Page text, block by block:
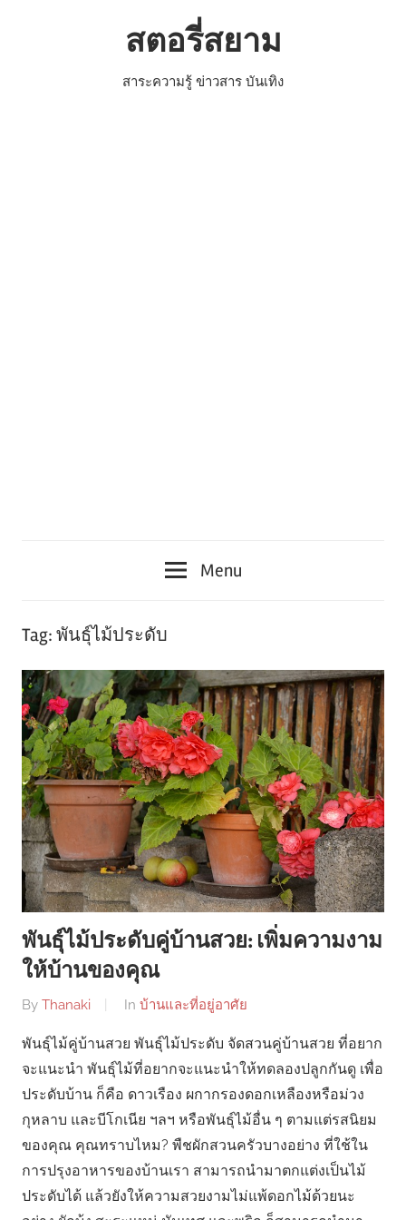
สตอรี่สยาม
สาระความรู้ ข่าวสาร บันเทิง
Menu
Tag: พันธุ์ไม้ประดับ
พันธุ์ไม้ประดับคู่บ้านสวย: เพิ่มความงาม
ให้บ้านของคุณ
By Thanaki In บ้านและที่อยู่อาศัย
พันธุ์ไม้คู่บ้านสวย พันธุ์ไม้ประดับ จัดสวนคู่บ้านสวย ที่อยาก
จะแนะนำ พันธุ์ไม้ที่อยากจะแนะนำให้ทดลองปลูกกันดู เพื่อ
ประดับบ้าน ก็คือ ดาวเรือง ผกากรองดอกเหลืองหรือม่วง
กุหลาบ และบีโกเนีย ฯลฯ หรือพันธุ์ไม้อื่น ๆ ตามแต่รสนิยม
ของคุณ คุณทราบไหม? พืชผักสวนครัวบางอย่าง ที่ใช้ใน
การปรุงอาหารของบ้านเรา สามารถนำมาตกแต่งเป็นไม้
ประดับได้ แล้วยังให้ความสวยงามไม่แพ้ดอกไม้ด้วยนะ